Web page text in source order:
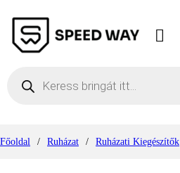
Főoldal / Ruházat / Ruházati Kiegészítők